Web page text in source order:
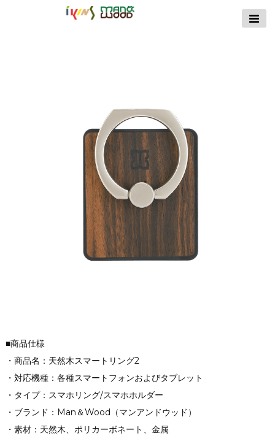
【公式サイト】
■商品仕様
・商品名：天然木スマートリング2
・対応機種：各種スマートフォンおよびタブレット
・タイプ：スマホリング/スマホホルダー
・ブランド：Man＆Wood（マンアンドウッド）
・素材：天然木、ポリカーボネート、金属